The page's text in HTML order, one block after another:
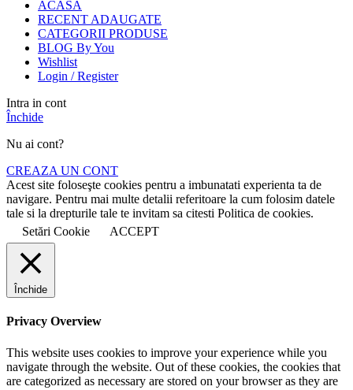
ACASA
RECENT ADAUGATE
CATEGORII PRODUSE
BLOG By You
Wishlist
Login / Register
Intra in cont
Închide
Nu ai cont?
CREAZA UN CONT
Acest site foloseşte cookies pentru a imbunatati experienta ta de
navigare. Pentru mai multe detalii referitoare la cum folosim datele
tale si la drepturile tale te invitam sa citesti Politica de cookies.
Setări Cookie
ACCEPT
Închide
Privacy Overview
This website uses cookies to improve your experience while you
navigate through the website. Out of these cookies, the cookies that
are categorized as necessary are stored on your browser as they are